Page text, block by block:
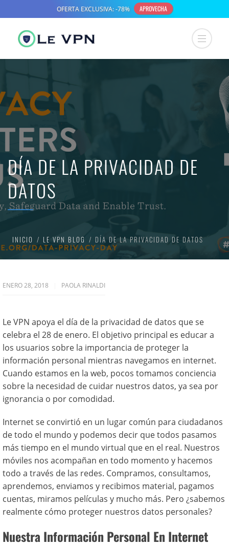
DÍA DE LA PRIVACIDAD DE
DATOS
INICIO LE VPN BLOG DÍA DE LA PRIVACIDAD DE DATOS
ENERO 28, 2018 PAOLA RINALDI
Le VPN apoya el día de la privacidad de datos que se
celebra el 28 de enero. El objetivo principal es educar a
los usuarios sobre la importancia de proteger la
información personal mientras navegamos en internet.
Cuando estamos en la web, pocos tomamos conciencia
sobre la necesidad de cuidar nuestros datos, ya sea por
ignorancia o por comodidad.
Internet se convirtió en un lugar común para ciudadanos
de todo el mundo y podemos decir que todos pasamos
más tiempo en el mundo virtual que en el real. Nuestros
móviles nos acompañan en todo momento y hacemos
todo a través de las redes. Compramos, consultamos,
aprendemos, enviamos y recibimos material, pagamos
cuentas, miramos películas y mucho más. Pero ¿sabemos
realmente cómo proteger nuestros datos personales?
Nuestra Información Personal En Internet